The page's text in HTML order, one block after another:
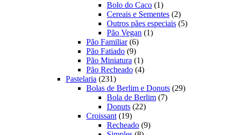
produtos
Bolo do Caco 11
produto
Cereais e Sementes 22
produtos
Outros pães especiais 55
Pão Vegan 11
Pão Familiar 66
produtos
Pão Fatiado 99
produtos
Pão Miniatura 11
produto
Pão Recheado 44
Pastelaria 231231
produtos
Bolas de Berlim e Donuts 2929
Bola de Berlim 77
Donuts 2222
Croissant 1919
produtos
Recheado 99